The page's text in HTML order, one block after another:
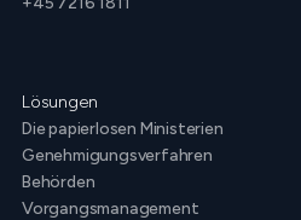
Lösungen
Die papierlosen Ministerien
Genehmigungsverfahren
Behörden
Vorgangsmanagement